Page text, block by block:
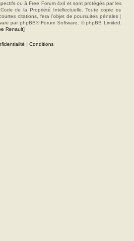
ou à Free Forum 4x4 et sont protégés par les
de la Propriété Intellectuelle. Toute copie ou
citations, fera l'objet de poursuites pénales |
par phpBB® Forum Software, © phpBB Limited.
Renault]
| Conditions